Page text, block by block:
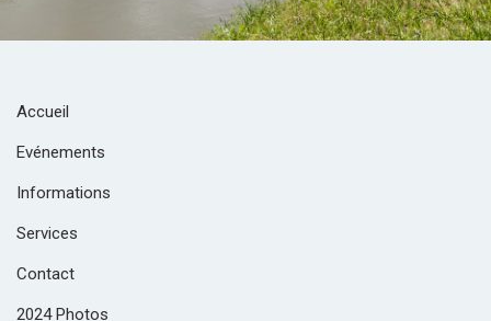
Accueil
Evénements
Informations
Services
Contact
2024 Photos